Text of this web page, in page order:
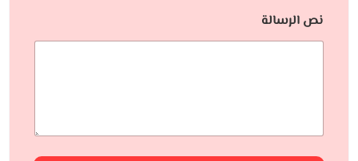
نص الرسالة